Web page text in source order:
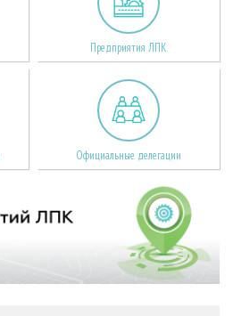
Предприятия ЛПК
Официальные делегации